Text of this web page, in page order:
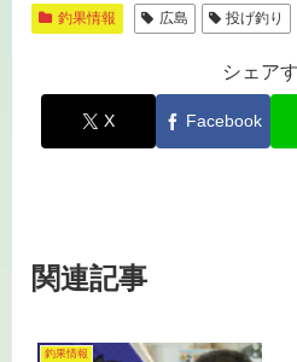
釣果情報 広島 投げ釣り
シェア
X Facebook
関連記事
釣果情報